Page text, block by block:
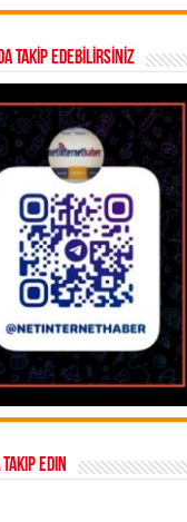
TAKİP EDEBİLİRSİNİZ
takip edin